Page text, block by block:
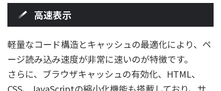
高速表示
軽量なコード構造とキャッシュの最適化により、ペ
ージ読み込み速度が非常に速いのが特徴です。
さらに、ブラウザキャッシュの有効化、HTML、